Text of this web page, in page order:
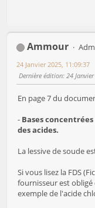
Ammour
24 Janvier 2025, 11:09:37
Dernière édition: 24
En page 7 du
- Bases
des acides.
La lessive de soude
Si vous lisez la FDS
fournisseur est
exemple de l'acide